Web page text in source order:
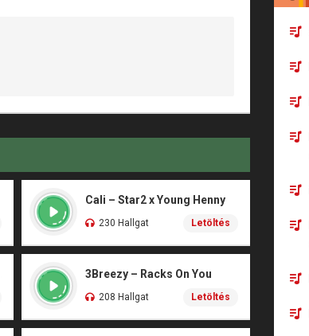
Cali – Star2 x Young Henny
230 Hallgat Letöltés
3Breezy – Racks On You
208 Hallgat Letöltés